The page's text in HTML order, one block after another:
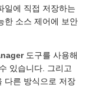
일에 직접 저장하는
한 소스 제어에 보안
도구를 사용해
있습니다. 그리고
다른 방식으로 저장